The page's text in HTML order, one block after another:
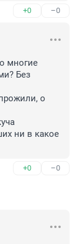
+0 –0
многие
Без
о
ни в какое
+0 –0